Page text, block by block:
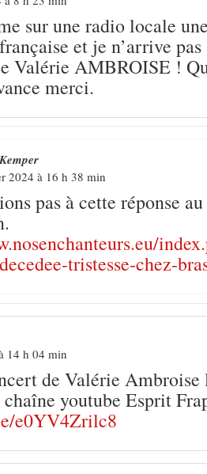
sur une radio locale
et je n’arrive
Valérie AMBROISE !
merci.
2024 à 16 h 38 min
pas à cette réponse
tristesse-chez-
14 h 04 min
de Valérie Ambroise
youtube Esprit
e0YV4Zrilc8